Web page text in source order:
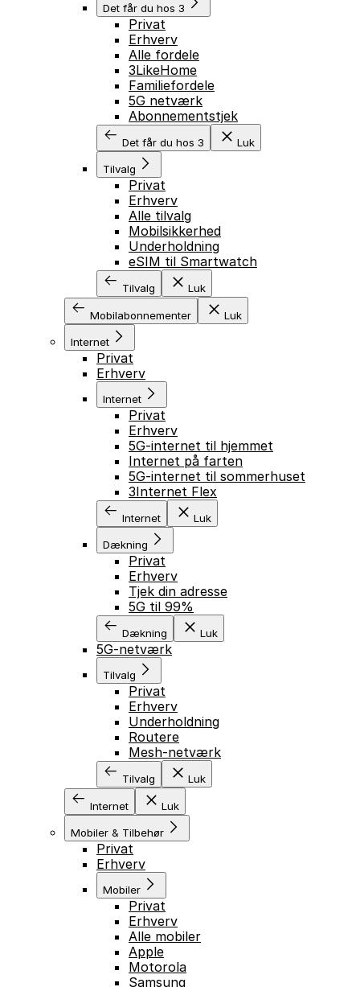
Det får du hos 3
Privat
Erhverv
Alle fordele
3LikeHome
Familiefordele
5G netværk
Abonnementstjek
Det får du hos 3 Luk
Tilvalg
Privat
Erhverv
Alle tilvalg
Mobilsikkerhed
Underholdning
eSIM til Smartwatch
Tilvalg Luk
Mobilabonnementer Luk
Internet
Privat
Erhverv
Internet
Privat
Erhverv
5G-internet til hjemmet
Internet på farten
5G-internet til sommerhuset
3Internet Flex
Internet Luk
Dækning
Privat
Erhverv
Tjek din adresse
5G til 99%
Dækning Luk
5G-netværk
Tilvalg
Privat
Erhverv
Underholdning
Routere
Mesh-netværk
Tilvalg Luk
Internet Luk
Mobiler & Tilbehør
Privat
Erhverv
Mobiler
Privat
Erhverv
Alle mobiler
Apple
Motorola
Samsung